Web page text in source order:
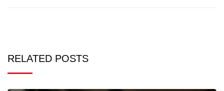
RELATED POSTS